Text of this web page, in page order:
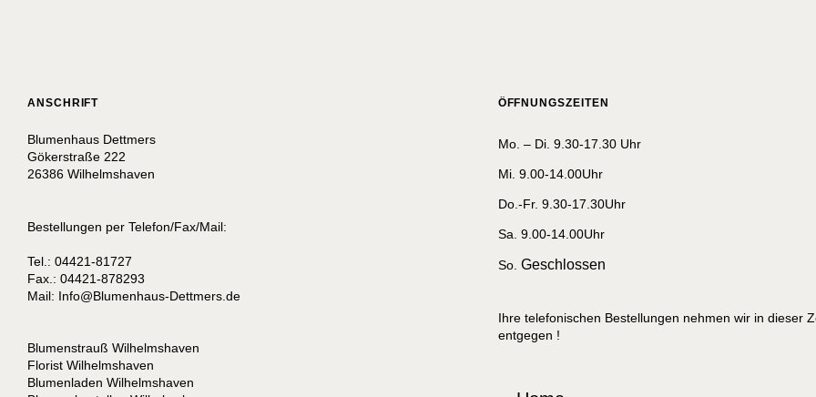
ANSCHRIFT
Blumenhaus Dettmers
Gökerstraße 222
26386 Wilhelmshaven
Bestellungen per Telefon/Fax/Mail:
Tel.: 04421-81727
Fax.: 04421-878293
Mail: Info@Blumenhaus-Dettmers.de
Blumenstrauß Wilhelmshaven
Florist Wilhelmshaven
Blumenladen Wilhelmshaven
ÖFFNUNGSZEITEN
Mo. – Di. 9.30-17.30 Uhr
Mi. 9.00-14.00Uhr
Do.-Fr. 9.30-17.30Uhr
Sa. 9.00-14.00Uhr
So. Geschlossen
Ihre telefonischen Bestellungen nehmen wir in dieser
entgegen !